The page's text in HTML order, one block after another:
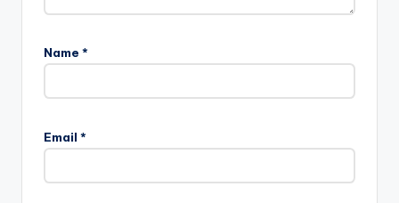
Name *
Email *